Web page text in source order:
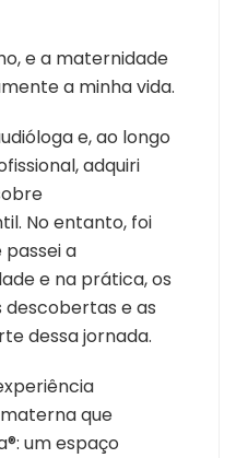
e a maternidade
a minha vida.
e, ao longo
adquiri
No entanto, foi
a
e na prática, os
descobertas e as
dessa jornada.
que
um espaço